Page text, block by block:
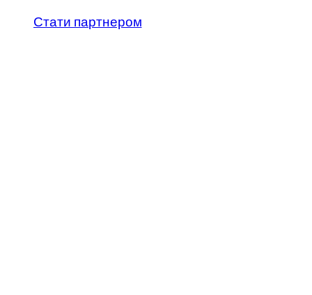
Стати партнером